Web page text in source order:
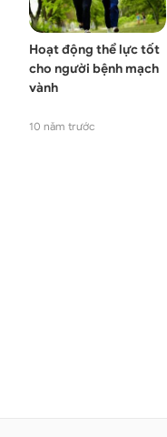
Hoạt động thể lực tốt
cho người bệnh mạch
vành
10 năm trước